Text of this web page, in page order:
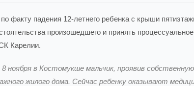
факту падения 12-летнего ребенка с крыши
произошедшего и принять
Карелии.
ноября в Костомукше мальчик, проявив
жилого дома. Сейчас ребенку оказывают